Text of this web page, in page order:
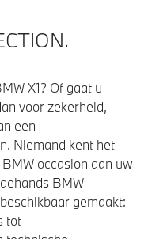
X1? Of gaat u
voor zekerheid,
een
Niemand kent het
occasion dan uw
BMW
gemaakt:
tot